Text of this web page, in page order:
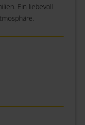
Ein liebevoll